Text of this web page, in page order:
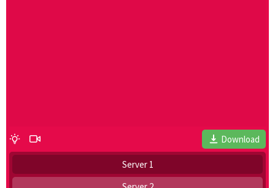
Download
Server 1